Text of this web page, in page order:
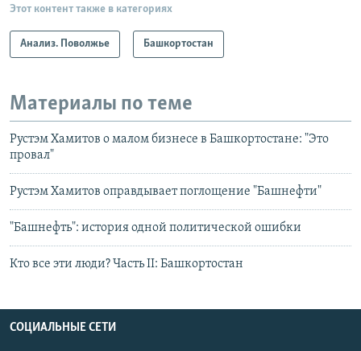
Этот контент также в категориях
Анализ. Поволжье Башкортостан
Материалы по теме
Рустэм Хамитов о малом бизнесе в Башкортостане: "Это
провал"
Рустэм Хамитов оправдывает поглощение "Башнефти"
"Башнефть": история одной политической ошибки
Кто все эти люди? Часть II: Башкортостан
СОЦИАЛЬНЫЕ СЕТИ